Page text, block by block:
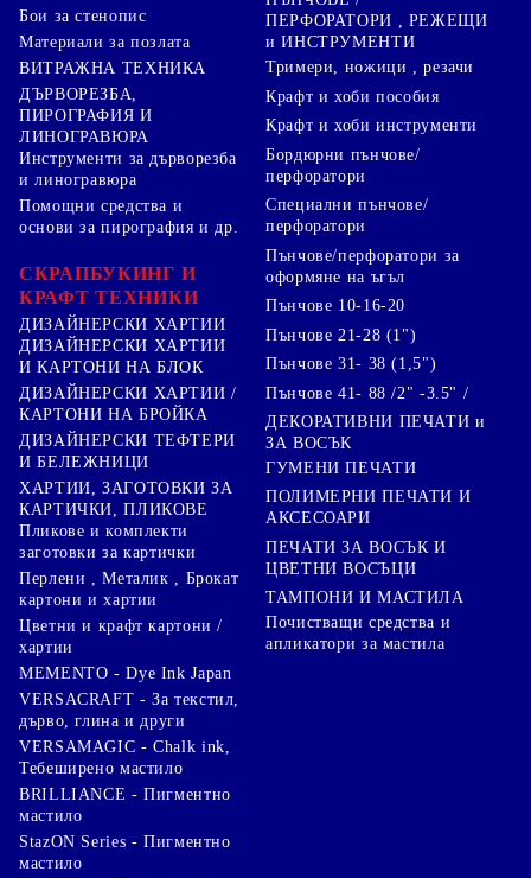
Бои за стенопис
Материали за позлата
ВИТРАЖНА ТЕХНИКА
ДЪРВОРЕЗБА,
ПИРОГРАФИЯ И
ЛИНОГРАВЮРА
Инструменти за дърворезба
и линогравюра
Помощни средства и
основи за пирография и др.
СКРАПБУКИНГ И
КРАФТ ТЕХНИКИ
ДИЗАЙНЕРСКИ ХАРТИИ
ДИЗАЙНЕРСКИ ХАРТИИ
И КАРТОНИ НА БЛОК
ДИЗАЙНЕРСКИ ХАРТИИ /
КАРТОНИ НА БРОЙКА
ДИЗАЙНЕРСКИ ТЕФТЕРИ
И БЕЛЕЖНИЦИ
ХАРТИИ, ЗАГОТОВКИ ЗА
КАРТИЧКИ, ПЛИКОВЕ
Пликове и комплекти
заготовки за картички
Перлени , Металик , Брокат
картони и хартии
Цветни и крафт картони /
хартии
ПЕРФОРАТОРИ , РЕЖЕЩИ
и ИНСТРУМЕНТИ
Тримери, ножици , резачи
Крафт и хоби пособия
Крафт и хоби инструменти
Бордюрни пънчове/
перфоратори
Специални пънчове/
перфоратори
Пънчове/перфоратори за
оформяне на ъгъл
Пънчове 10-16-20
Пънчове 21-28 (1")
Пънчове 31- 38 (1,5")
Пънчове 41- 88 /2" -3.5" /
ДЕКОРАТИВНИ ПЕЧАТИ и
ЗА ВОСЪК
ГУМЕНИ ПЕЧАТИ
ПОЛИМЕРНИ ПЕЧАТИ И
АКСЕСОАРИ
ПЕЧАТИ ЗА ВОСЪК И
ЦВЕТНИ ВОСЪЦИ
ТАМПОНИ И МАСТИЛА
Почистващи средства и
апликатори за мастила
MEMENTO - Dye Ink Japan
VERSACRAFT - За текстил,
дърво, глина и други
VERSAMAGIC - Chalk ink,
Тебеширено мастило
BRILLIANCE - Пигментно
мастило
StazON Series - Пигментно
мастило